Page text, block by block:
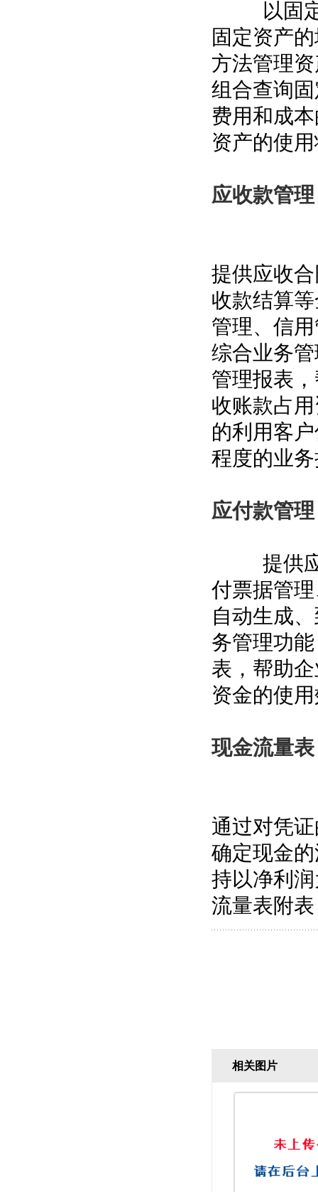
以固定资
固定资产
方法管理
组合查询
费用和成
资产的使
应收款管理
提供应收
收款结算
管理、信
综合业务
管理报表
收账款占
的利用客
程度的业
应付款管理
提供应付
付票据管
自动生成
务管理功
表，帮助
资金的使
现金流量表
通过对凭
确定现金
持以净利
流量表附
相关图片